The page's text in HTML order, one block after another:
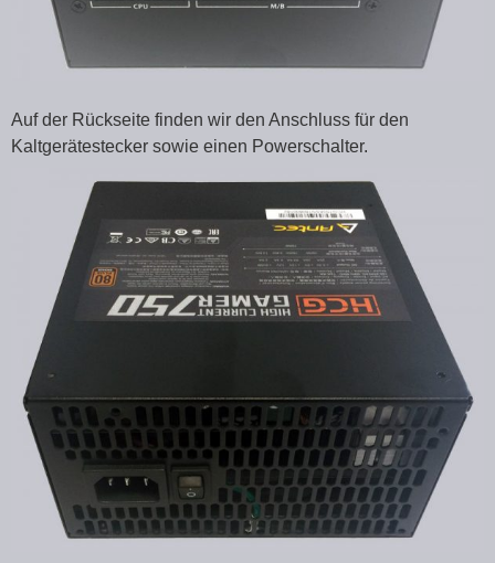
Auf der Rückseite finden wir den Anschluss für den
Kaltgerätestecker sowie einen Powerschalter.